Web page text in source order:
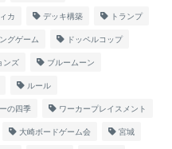
カ デッキ構築 トランプ
グゲーム ドッペルコップ
ンズ ブルームーン
ルール
の四季 ワーカープレイスメント
大崎ボードゲーム会 宮城